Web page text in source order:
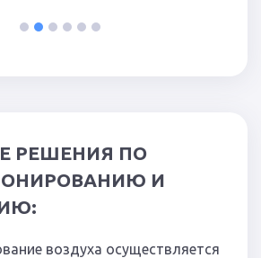
1 2 3 4 5 6
РЕШЕНИЯ ПО
И
воздуха осуществляется